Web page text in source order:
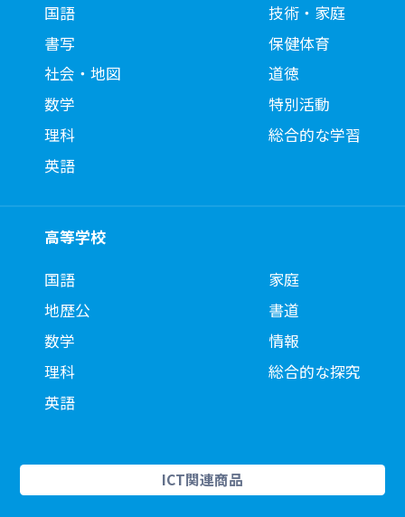
国語
書写
社会・地図
数学
理科
英語
技術・家庭
保健体育
道徳
特別活動
総合的な学習
高等学校
国語
地歴公
数学
理科
英語
家庭
書道
情報
総合的な探究
ICT関連商品